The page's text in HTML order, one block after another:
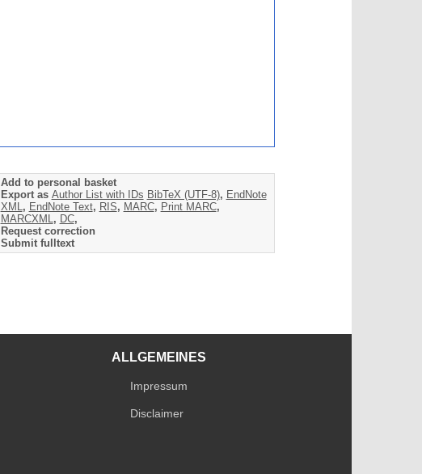
Add to personal basket
Export as Author List with IDs BibTeX (UTF-8), EndNote
XML, EndNote Text, RIS, MARC, Print MARC,
MARCXML, DC,
Request correction
Submit fulltext
ALLGEMEINES
Impressum
Disclaimer